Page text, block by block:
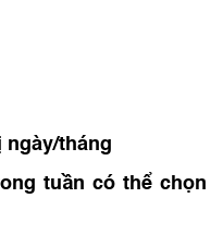
ngày/tháng
tuần có thể chọn